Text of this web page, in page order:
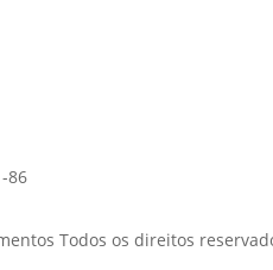
86
Todos os direitos